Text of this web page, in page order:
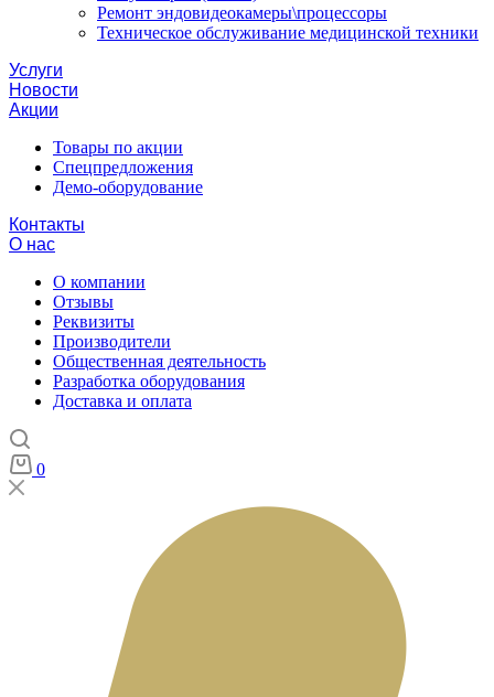
Ремонт эндовидеокамеры\процессоры
Техническое обслуживание медицинской техники
Услуги
Новости
Акции
Товары по акции
Спецпредложения
Демо-оборудование
Контакты
О нас
О компании
Отзывы
Реквизиты
Производители
Общественная деятельность
Разработка оборудования
Доставка и оплата
0